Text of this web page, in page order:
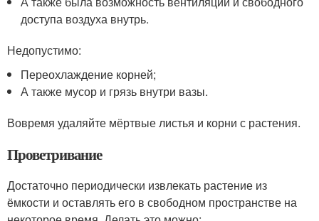
доступа воздуха внутрь.
Недопустимо:
Переохлаждение корней;
А также мусор и грязь внутри вазы.
Вовремя удаляйте мёртвые листья и корни с растения.
Проветривание
Достаточно периодически извлекать растение из
ёмкости и оставлять его в свободном пространстве на